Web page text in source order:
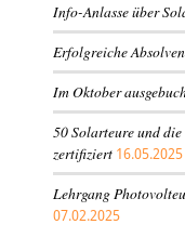
Info-Anlasse über
Erfolgreiche
Im Oktober
50 Solarteure und
zertifiziert 16.05.2025
Lehrgang
07.02.2025